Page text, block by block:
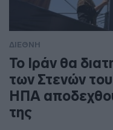
ΔΙΕΘΝΗ
To Ιράν θα
των Στενών
ΗΠΑ
της